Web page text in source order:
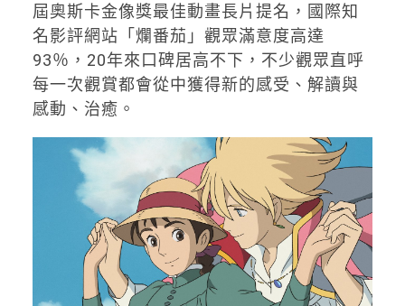
屆奧斯卡金像獎最佳動畫長片提名，國際知
名影評網站「爛番茄」觀眾滿意度高達
93％，20年來口碑居高不下，不少觀眾直呼
每一次觀賞都會從中獲得新的感受、解讀與
感動、治癒。